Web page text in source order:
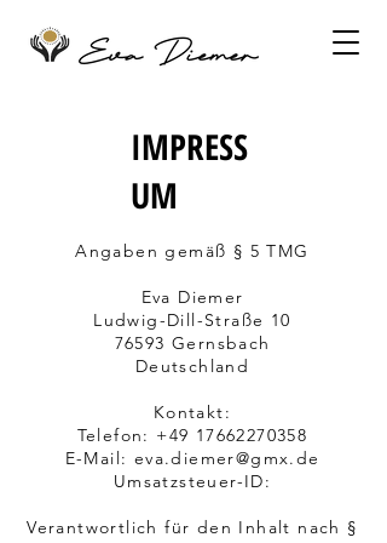
IMPRESS
UM
Angaben gemäß § 5 TMG
Eva Diemer
Ludwig-Dill-Straße 10
76593 Gernsbach
Deutschland
Kontakt:
Telefon: +49 17662270358
E-Mail: eva.diemer@gmx.de
Umsatzsteuer-ID:
Verantwortlich für den Inhalt nach §